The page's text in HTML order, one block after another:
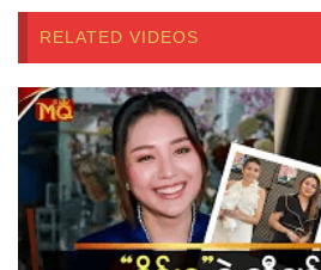
RELATED VIDEOS